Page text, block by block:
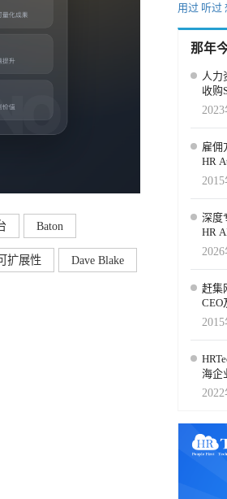
Baton
扩展性 Dave Blake
用过 听过
那年
人力
收购
雇佣
HR
深度
HR
赶集
CEO
海企
热报